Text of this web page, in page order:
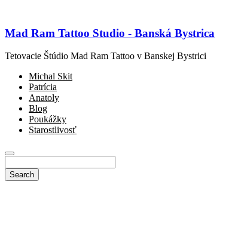
Mad Ram Tattoo Studio - Banská Bystrica
Tetovacie Štúdio Mad Ram Tattoo v Banskej Bystrici
Michal Skit
Patrícia
Anatoly
Blog
Poukážky
Starostlivosť